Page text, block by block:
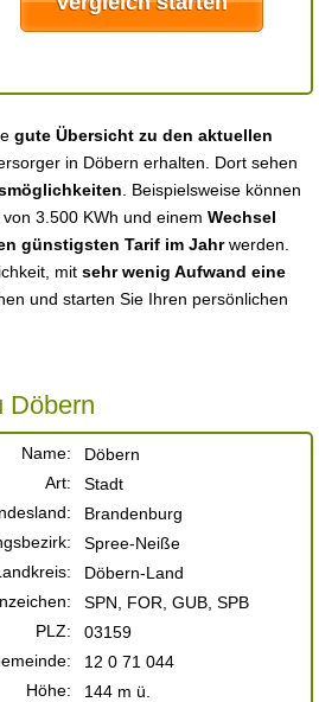
gute Übersicht zu den aktuellen
in Döbern erhalten. Dort sehen
. Beispielsweise können
3.500 KWh und einem Wechsel
günstigsten Tarif im Jahrwerden.
mit sehr wenig Aufwand eine
und starten Sie Ihren persönlichen
Döbern
Name:
Döbern
Art:
Stadt
Brandenburg
Spree-Neiße
Döbern-Land
SPN, FOR, GUB, SPB
PLZ:
03159
12 0 71 044
Höhe:
144 m ü.